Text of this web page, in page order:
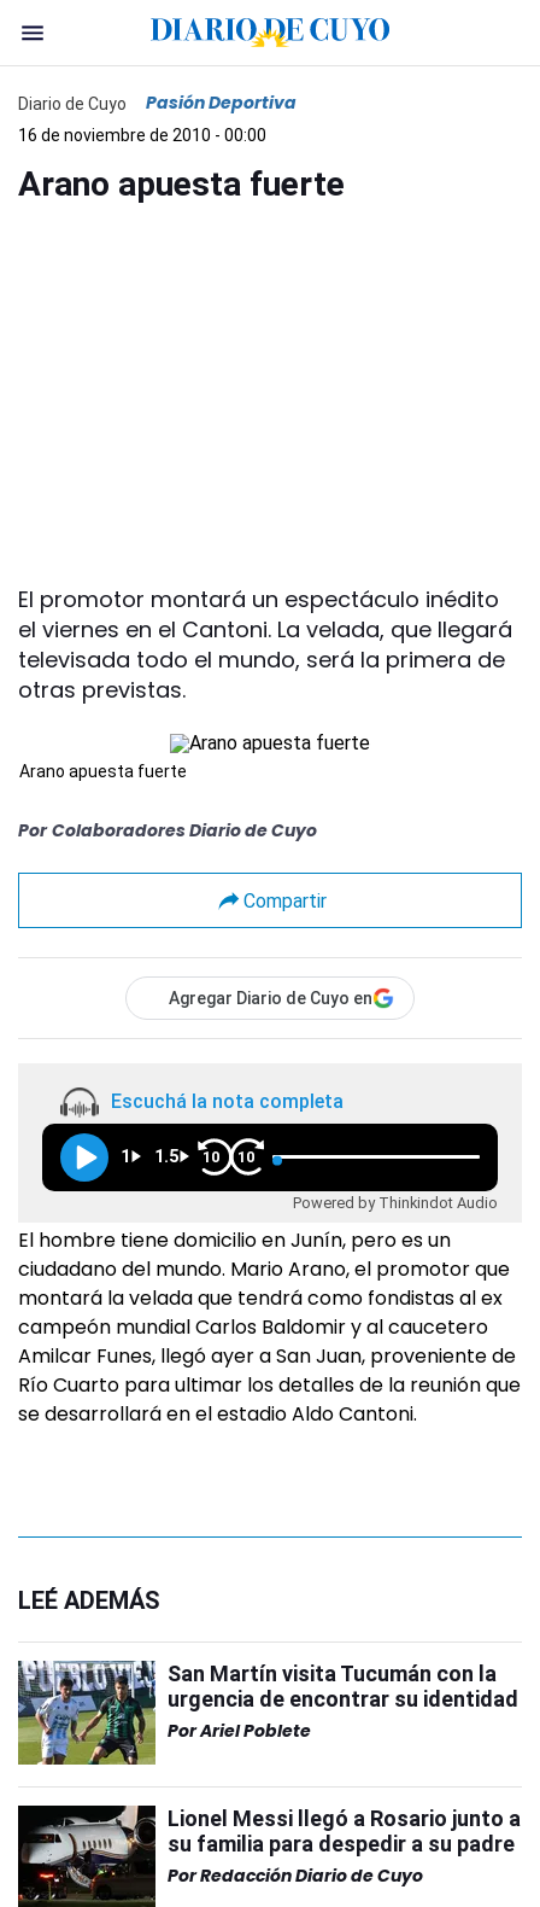
Diario de Cuyo Pasión Deportiva
16 de noviembre de 2010 - 00:00
Arano apuesta fuerte
El promotor montará un espectáculo inédito
el viernes en el Cantoni. La velada, que llegará
televisada todo el mundo, será la primera de
otras previstas.
Arano apuesta fuerte
Por Colaboradores Diario de Cuyo
Compartir
Agregar Diario de Cuyo en
Escuchá la nota completa
1 1.5 10 10
Powered by Thinkindot Audio
El hombre tiene domicilio en Junín, pero es un
ciudadano del mundo. Mario Arano, el promotor que
montará la velada que tendrá como fondistas al ex
campeón mundial Carlos Baldomir y al caucetero
Amilcar Funes, llegó ayer a San Juan, proveniente de
Río Cuarto para ultimar los detalles de la reunión que
se desarrollará en el estadio Aldo Cantoni.
LEÉ ADEMÁS
San Martín visita Tucumán con la
urgencia de encontrar su identidad
PorAriel Poblete
Lionel Messi llegó a Rosario junto a
su familia para despedir a su padre
PorRedacción Diario de Cuyo